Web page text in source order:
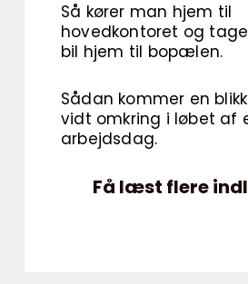
Så kører man hjem til
hovedkontoret og
bil hjem til bopælen.
Sådan kommer en
vidt omkring i løbet af
arbejdsdag.
Få læst flere